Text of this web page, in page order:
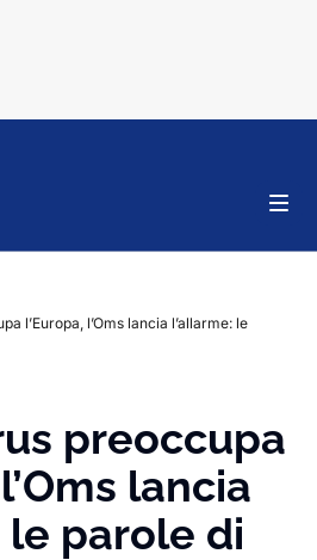
l’Europa, l’Oms lancia l’allarme: le
preoccupa
lancia
le parole di